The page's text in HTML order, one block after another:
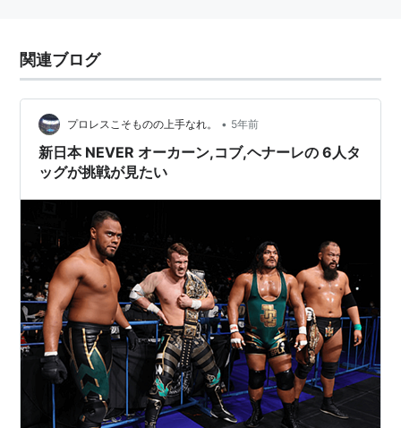
関連ブログ
プロレスこそものの上手なれ。 • 5年前
新日本 NEVER オーカーン,コブ,ヘナーレの 6人タ
ッグが挑戦が見たい